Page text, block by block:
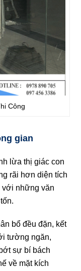
Công
gian
lừa thị giác con
rãi hơn diện tích
với những văn
bổ đều đặn, kết
tường ngăn,
sự bí bách
về mặt kích